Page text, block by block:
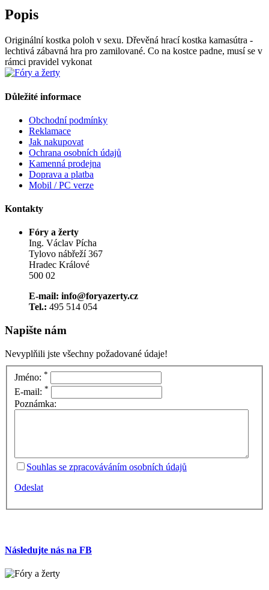
Popis
Originální kostka poloh v sexu. Dřevěná hrací kostka kamasútra -
lechtivá zábavná hra pro zamilované. Co na kostce padne, musí se v
rámci pravidel vykonat
Důležité informace
Obchodní podmínky
Reklamace
Jak nakupovat
Ochrana osobních údajů
Kamenná prodejna
Doprava a platba
Mobil / PC verze
Kontakty
Fóry a žerty
Ing. Václav Pícha
Tylovo nábřeží 367
Hradec Králové
500 02
E-mail: info@foryazerty.cz
Tel.: 495 514 054
Napište nám
Nevyplňili jste všechny požadované údaje!
Jméno: *
E-mail: *
Poznámka:
Souhlas se zpracováváním osobních údajů
Odeslat
Následujte nás na FB